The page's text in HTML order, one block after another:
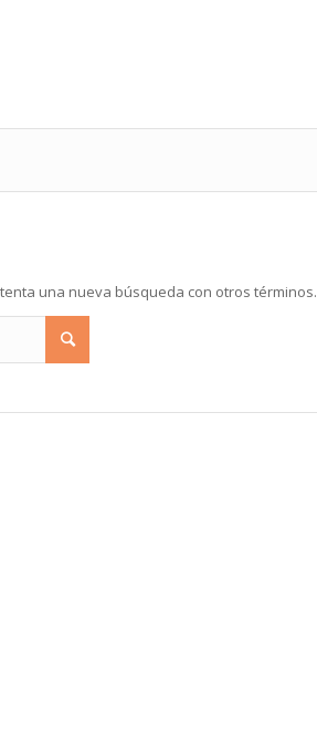
una nueva búsqueda con otros términos.